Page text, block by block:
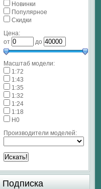
Новинки
Популярное
Скидки
Цена:
от
до
Масштаб модели:
1:72
1:43
1:35
1:32
1:24
1:18
H0
Производители моделей:
Подписка